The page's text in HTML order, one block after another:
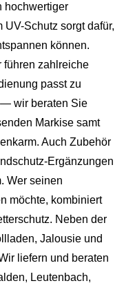
hochwertiger
UV-Schutz sorgt dafür,
können.
führen zahlreiche
passt zu
— wir beraten Sie
Markise samt
Auch Zubehör
Ergänzungen
Wer seinen
möchte, kombiniert
Neben der
Jalousie und
liefern und beraten
, Leutenbach,